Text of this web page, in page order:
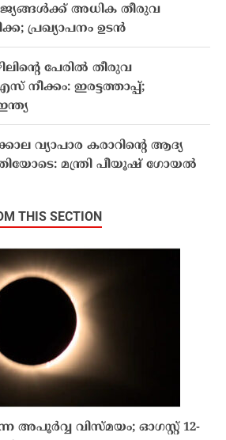
അധിക തീരുവ
പ്രഖ്യാപനം ഉടൻ
പേരിൽ തീരുവ
ഇരട്ടത്താപ്പ്;
വ്യാപാര കരാറിൻ്റെ ആദ്യ
മന്ത്രി പീയൂഷ് ഗോയൽ
THIS SECTION
അപൂർവ്വ വിസ്മയം; ഓഗസ്റ്റ് 12-